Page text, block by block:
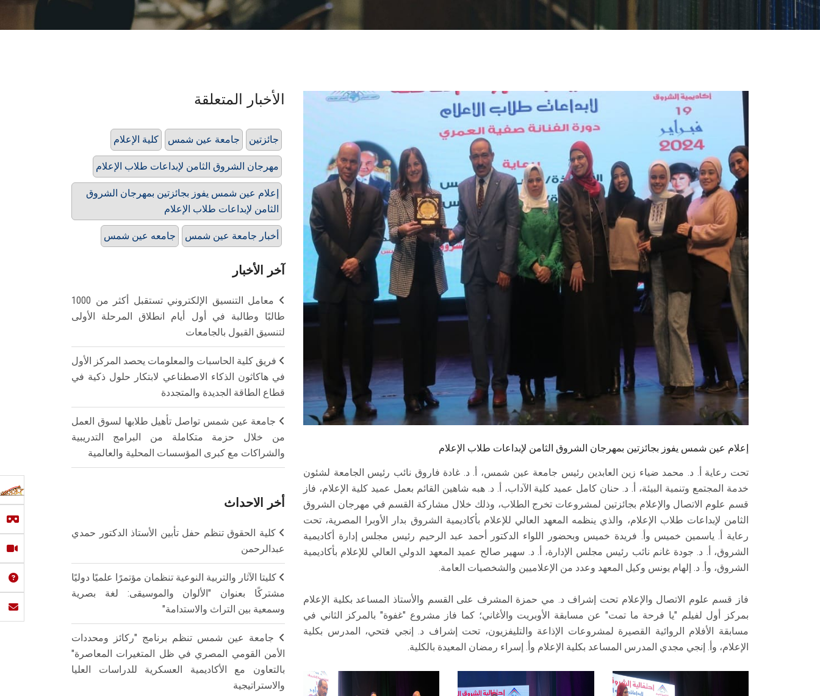
إعلام عين شمس يفوز بجائزتين بمهرجان الشروق الثامن لإبداعات طلاب الإعلام
تحت رعاية أ. د. محمد ضياء زين العابدين رئيس جامعة عين شمس، أ. د. غادة فاروق نائب رئيس الجامعة لشئون
خدمة المجتمع وتنمية البيئة، أ. د. حنان كامل عميد كلية الآداب، أ. د. هبه شاهين القائم بعمل عميد كلية الإعلام، فاز
قسم علوم الاتصال والإعلام بجائزتين لمشروعات تخرج الطلاب، وذلك خلال مشاركة القسم في مهرجان الشروق
الثامن لإبداعات طلاب الإعلام، والذي ينظمه المعهد العالي للإعلام بأكاديمية الشروق بدار الأوبرا المصرية، تحت
رعاية أ. ياسمين خميس وأ. فريدة خميس وبحضور اللواء الدكتور أحمد عبد الرحيم رئيس مجلس إدارة أكاديمية
الشروق، أ. د. جودة غانم نائب رئيس مجلس الإدارة، أ. د. سهير صالح عميد المعهد الدولي العالي للإعلام بأكاديمية
الشروق، وأ. د. إلهام يونس وكيل المعهد وعدد من الإعلاميين والشخصيات العامة.
فاز قسم علوم الاتصال والإعلام تحت إشراف د. مي حمزة المشرف على القسم والأستاذ المساعد بكلية الإعلام
بمركز أول لفيلم "يا فرحة ما تمت" عن مسابقة الأوبريت والأغاني؛ كما فاز مشروع "غفوة" بالمركز الثاني في
مسابقة الأفلام الروائية القصيرة لمشروعات الإذاعة والتليفزيون، تحت إشراف د. إنجي فتحي، المدرس بكلية
الإعلام، وأ. إنجي مجدي المدرس المساعد بكلية الإعلام وأ. إسراء رمضان المعيدة بالكلية.
الأخبار المتعلقة
كلية الإعلام جامعة عين شمس جائزتين
مهرجان الشروق الثامن لإبداعات طلاب الإعلام
إعلام عين شمس يفوز بجائزتين بمهرجان الشروق
الثامن لإبداعات طلاب الإعلام
جامعه عين شمس أخبار جامعة عين شمس
آخر الأخبار
معامل التنسيق الإلكتروني تستقبل أكثر من 1000
طالبًا وطالبة في أول أيام انطلاق المرحلة الأولى
لتنسيق القبول بالجامعات
فريق كلية الحاسبات والمعلومات يحصد المركز الأول
في هاكاثون الذكاء الاصطناعي لابتكار حلول ذكية في
قطاع الطاقة الجديدة والمتجددة
جامعة عين شمس تواصل تأهيل طلابها لسوق العمل
من خلال حزمة متكاملة من البرامج التدريبية
والشراكات مع كبرى المؤسسات المحلية والعالمية
أخر الاحداث
كلية الحقوق تنظم حفل تأبين الأستاذ الدكتور حمدي
عبدالرحمن
كليتا الآثار والتربية النوعية تنظمان مؤتمرًا علميًا دوليًا
مشتركًا بعنوان "الألوان والموسيقى: لغة بصرية
وسمعية بين التراث والاستدامة"
جامعة عين شمس تنظم برنامج "ركائز ومحددات
الأمن القومي المصري في ظل المتغيرات المعاصرة"
بالتعاون مع الأكاديمية العسكرية للدراسات العليا
والاستراتيجية